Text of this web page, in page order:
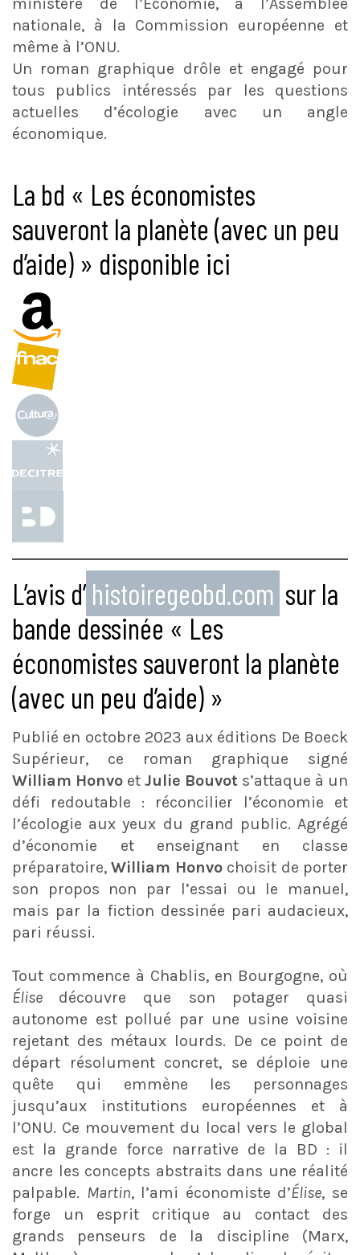
ministère de l’Économie, à l’Assemblée
nationale, à la Commission européenne et
même à l’ONU.
Un roman graphique drôle et engagé pour
tous publics intéressés par les questions
actuelles d’écologie avec un angle
économique.
La bd « Les économistes
sauveront la planète (avec un peu
d’aide) » disponible ici
L’avis d’ histoiregeobd.com sur la
bande dessinée « Les
économistes sauveront la planète
(avec un peu d’aide) »
Publié en octobre 2023 aux éditions De Boeck
Supérieur, ce roman graphique signé
William Honvo et Julie Bouvot s’attaque à un
défi redoutable : réconcilier l’économie et
l’écologie aux yeux du grand public. Agrégé
d’économie et enseignant en classe
préparatoire,William Honvochoisit de porter
son propos non par l’essai ou le manuel,
mais par la fiction dessinée pari audacieux,
pari réussi.
Tout commence à Chablis, en Bourgogne, où
Élise découvre que son potager quasi
autonome est pollué par une usine voisine
rejetant des métaux lourds. De ce point de
départ résolument concret, se déploie une
quête qui emmène les personnages
jusqu’aux institutions européennes et à
l’ONU. Ce mouvement du local vers le global
est la grande force narrative de la BD : il
ancre les concepts abstraits dans une réalité
palpable. Martin, l’ami économiste d’Élise, se
forge un esprit critique au contact des
grands penseurs de la discipline (Marx,